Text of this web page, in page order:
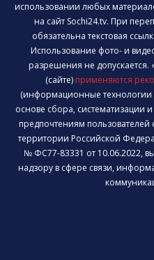
использовании любых
на сайт Sochi24.tv. При
обязательна текстовая
Использование фото- и
разрешения не
(сайте) применяются
(информационные
основе сбора, систематизации
предпочтениям
территории Российской
№ ФС77-83331 от 10.06.2022,
надзору в сфере связи,